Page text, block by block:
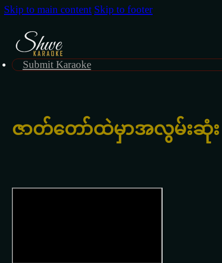
Skip to main content Skip to footer
Submit Karaoke
ဇာတ်တော်ထဲမှာအလွမ်းဆုံး